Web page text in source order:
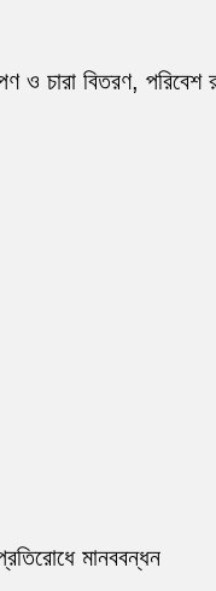
ও চারা বিতরণ, পরিবেশ
মানববন্ধন